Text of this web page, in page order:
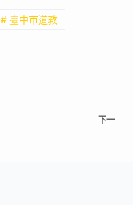
# 臺中市道教
下一